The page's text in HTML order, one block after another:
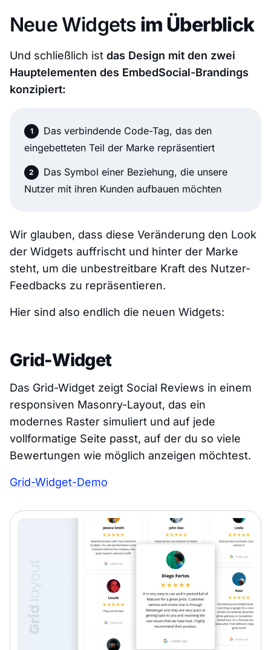
Neue Widgets im Überblick
Und schließlich ist das Design mit den zwei
Hauptelementen des EmbedSocial-Brandings
konzipiert:
Das verbindende Code-Tag, das den
eingebetteten Teil der Marke repräsentiert
Das Symbol einer Beziehung, die unsere
Nutzer mit ihren Kunden aufbauen möchten
Wir glauben, dass diese Veränderung den Look
der Widgets auffrischt und hinter der Marke
steht, um die unbestreitbare Kraft des Nutzer-
Feedbacks zu repräsentieren.
Hier sind also endlich die neuen Widgets:
Grid-Widget
Das Grid-Widget zeigt Social Reviews in einem
responsiven Masonry-Layout, das ein
modernes Raster simuliert und auf jede
vollformatige Seite passt, auf der du so viele
Bewertungen wie möglich anzeigen möchtest.
Grid-Widget-Demo